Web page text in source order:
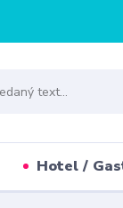
Hotel /